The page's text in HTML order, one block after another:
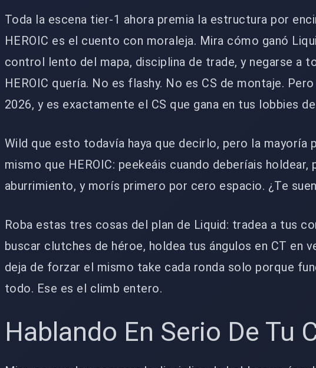
Toda la escena tier-1 ahora premia la estructura por
HEROIC es el cuento con moraleja. Mira cómo ganó
control lento del mapa, disciplina de trade, y negarse a
HEROIC quería. No es flashy. No es CS de montaje.
2026, y es exactamente el CS que gana en tus lobbies
Wild que esto todavía haya que decirlo, pero la mayoría
mismo que HEROIC: peekeáis cuando deberíais holdear,
aburrimiento, y morís primero por cero espacio. ¿Te
Roba estas tres cosas del plan de Liquid: tradea a tus
buscar clutches de héroe, holdea tus ángulos en CT en
deja de forzar el mismo take cada ronda solo porque
todo. Ese es el climb entero.
Hablando En Serio De Tu